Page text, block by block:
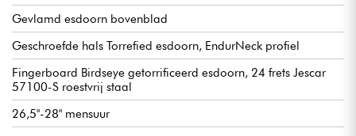
Gevlamd esdoorn bovenblad
Geschroefde hals Torrefied esdoorn, EndurNeck profiel
Fingerboard Birdseye getorrificeerd esdoorn, 24 frets Jescar
57100-S roestvrij staal
26,5"-28" mensuur